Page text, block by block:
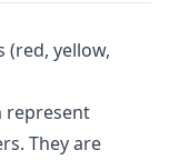
yellow,
represent
They are